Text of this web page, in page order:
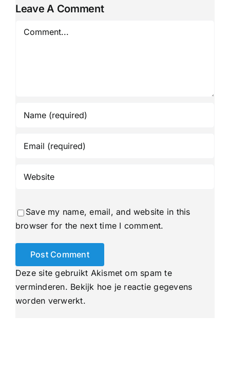
Leave A Comment
Comment
Save my name, email, and website in this
browser for the next time I comment.
Deze site gebruikt Akismet om spam te
verminderen. Bekijk hoe je reactie gegevens
worden verwerkt.